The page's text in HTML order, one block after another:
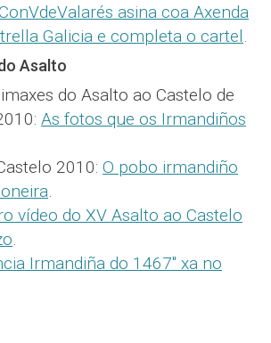
asina coa Axenda
Galicia e completa o cartel.
Asalto
do Asalto ao Castelo de
As fotos que os Irmandiños
2010: O pobo irmandiño
.
vídeo do XV Asalto ao Castelo
.
Irmandiña do 1467" xa no